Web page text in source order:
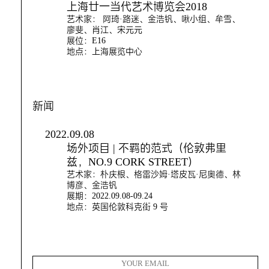
上海廿一当代艺术博览会2018
艺术家： 阿琦·路迷、金浩钒、啾小组、牟雪、
廖斐、肖江、宋元元
展位：E16
地点：上海展览中心
新闻
2022.09.08
场外项目 | 不羁的范式（伦敦弗里
兹，NO.9 CORK STREET）
艺术家：朴庆根、格雷沙姆·塔皮瓦·尼奥德、林
博彦、金浩钒
展期：2022.09.08-09.24
地点：英国伦敦科克街 9 号